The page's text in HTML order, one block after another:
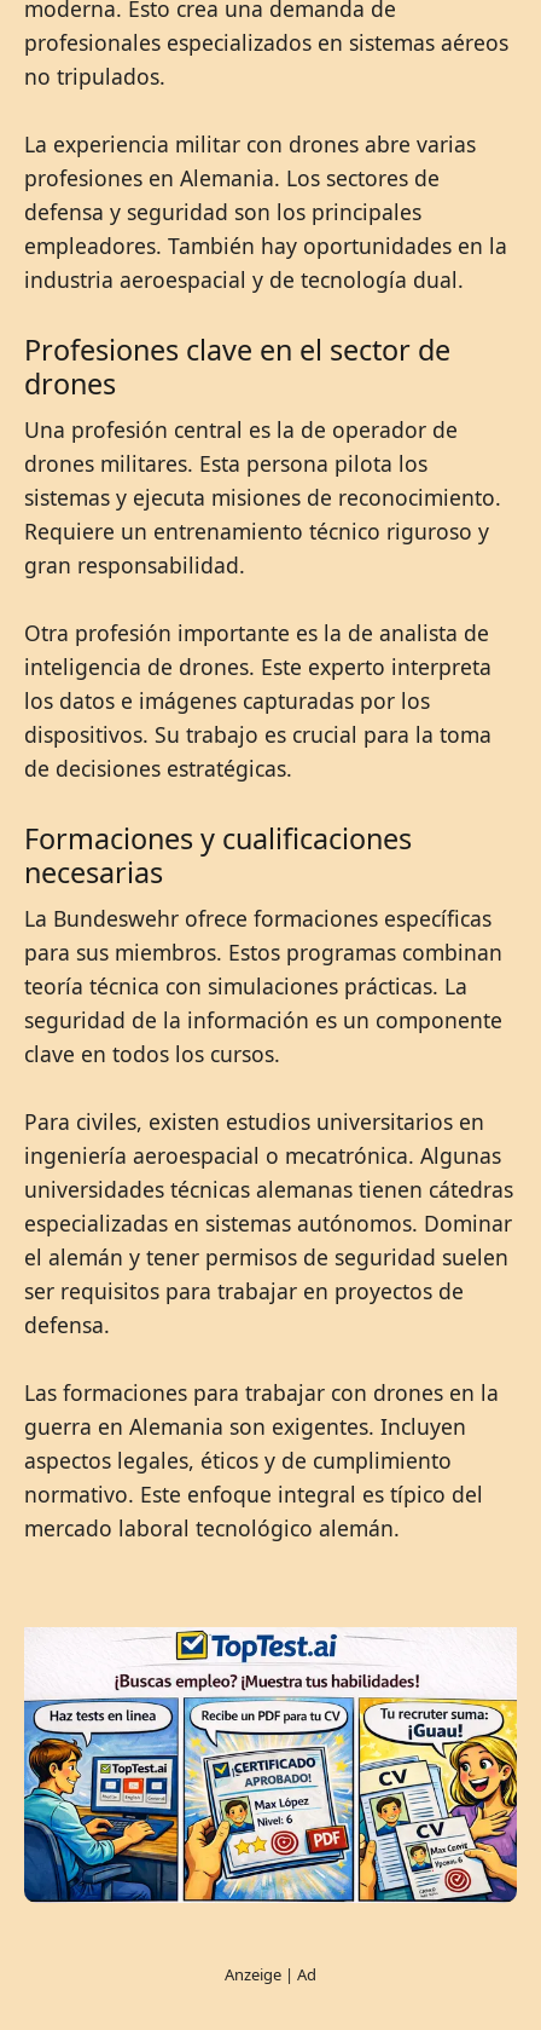
moderna. Esto crea una demanda de
profesionales especializados en sistemas aéreos
no tripulados.
La experiencia militar con drones abre varias
profesiones en Alemania. Los sectores de
defensa y seguridad son los principales
empleadores. También hay oportunidades en la
industria aeroespacial y de tecnología dual.
Profesiones clave en el sector de
drones
Una profesión central es la de operador de
drones militares. Esta persona pilota los
sistemas y ejecuta misiones de reconocimiento.
Requiere un entrenamiento técnico riguroso y
gran responsabilidad.
Otra profesión importante es la de analista de
inteligencia de drones. Este experto interpreta
los datos e imágenes capturadas por los
dispositivos. Su trabajo es crucial para la toma
de decisiones estratégicas.
Formaciones y cualificaciones
necesarias
La Bundeswehr ofrece formaciones específicas
para sus miembros. Estos programas combinan
teoría técnica con simulaciones prácticas. La
seguridad de la información es un componente
clave en todos los cursos.
Para civiles, existen estudios universitarios en
ingeniería aeroespacial o mecatrónica. Algunas
universidades técnicas alemanas tienen cátedras
especializadas en sistemas autónomos. Dominar
el alemán y tener permisos de seguridad suelen
ser requisitos para trabajar en proyectos de
defensa.
Las formaciones para trabajar con drones en la
guerra en Alemania son exigentes. Incluyen
aspectos legales, éticos y de cumplimiento
normativo. Este enfoque integral es típico del
mercado laboral tecnológico alemán.